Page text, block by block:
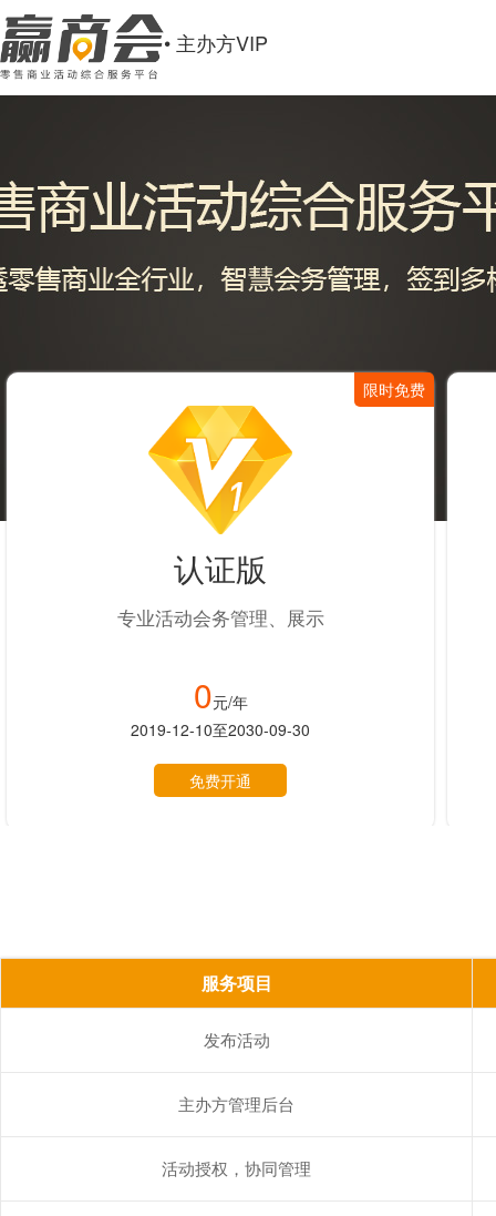
• 主办方VIP
限时免费
认证版
专业活动会务管理、展示
0元/年
2019-12-10至2030-09-30
免费开通
服务项目
发布活动
主办方管理后台
活动授权，协同管理